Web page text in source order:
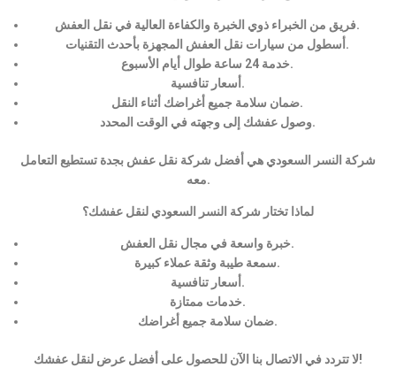
فريق من الخبراء ذوي الخبرة والكفاءة العالية في نقل العفش.
أسطول من سيارات نقل العفش المجهزة بأحدث التقنيات.
خدمة 24 ساعة طوال أيام الأسبوع.
أسعار تنافسية.
ضمان سلامة جميع أغراضك أثناء النقل.
وصول عفشك إلى وجهته في الوقت المحدد.
شركة النسر السعودي هي أفضل شركة نقل عفش بجدة تستطيع التعامل
معه.
لماذا تختار شركة النسر السعودي لنقل عفشك؟
خبرة واسعة في مجال نقل العفش.
سمعة طيبة وثقة عملاء كبيرة.
أسعار تنافسية.
خدمات ممتازة.
ضمان سلامة جميع أغراضك.
لا تتردد في الاتصال بنا الآن للحصول على أفضل عرض لنقل عفشك!